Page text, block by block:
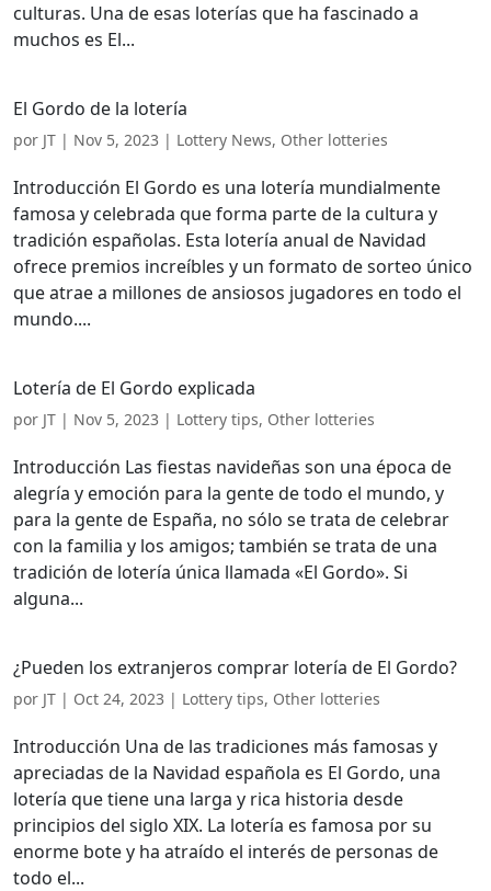
culturas. Una de esas loterías que ha fascinado a
muchos es El...
El Gordo de la lotería
por JT | Nov 5, 2023 | Lottery News, Other lotteries
Introducción El Gordo es una lotería mundialmente
famosa y celebrada que forma parte de la cultura y
tradición españolas. Esta lotería anual de Navidad
ofrece premios increíbles y un formato de sorteo único
que atrae a millones de ansiosos jugadores en todo el
mundo....
Lotería de El Gordo explicada
por JT | Nov 5, 2023 | Lottery tips, Other lotteries
Introducción Las fiestas navideñas son una época de
alegría y emoción para la gente de todo el mundo, y
para la gente de España, no sólo se trata de celebrar
con la familia y los amigos; también se trata de una
tradición de lotería única llamada «El Gordo». Si
alguna...
¿Pueden los extranjeros comprar lotería de El Gordo?
por JT | Oct 24, 2023 | Lottery tips, Other lotteries
Introducción Una de las tradiciones más famosas y
apreciadas de la Navidad española es El Gordo, una
lotería que tiene una larga y rica historia desde
principios del siglo XIX. La lotería es famosa por su
enorme bote y ha atraído el interés de personas de
todo el...